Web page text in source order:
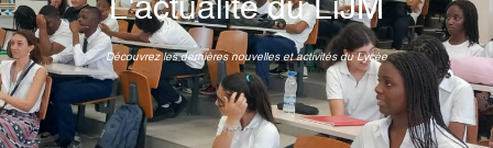
L'actualité du LiJM
Découvrez les dernières nouvelles et activités du Lycée